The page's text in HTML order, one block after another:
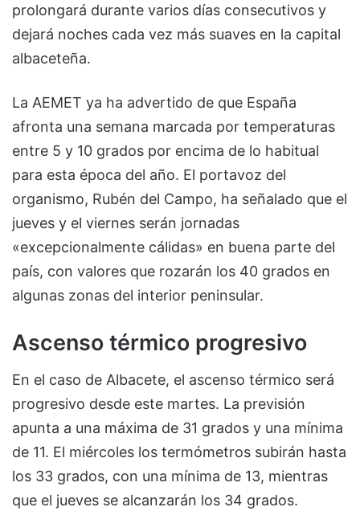
prolongará durante varios días consecutivos y
dejará noches cada vez más suaves en la capital
albaceteña.
La AEMET ya ha advertido de que España
afronta una semana marcada por temperaturas
entre 5 y 10 grados por encima de lo habitual
para esta época del año. El portavoz del
organismo, Rubén del Campo, ha señalado que el
jueves y el viernes serán jornadas
«excepcionalmente cálidas» en buena parte del
país, con valores que rozarán los 40 grados en
algunas zonas del interior peninsular.
Ascenso térmico progresivo
En el caso de Albacete, el ascenso térmico será
progresivo desde este martes. La previsión
apunta a una máxima de 31 grados y una mínima
de 11. El miércoles los termómetros subirán hasta
los 33 grados, con una mínima de 13, mientras
que el jueves se alcanzarán los 34 grados.